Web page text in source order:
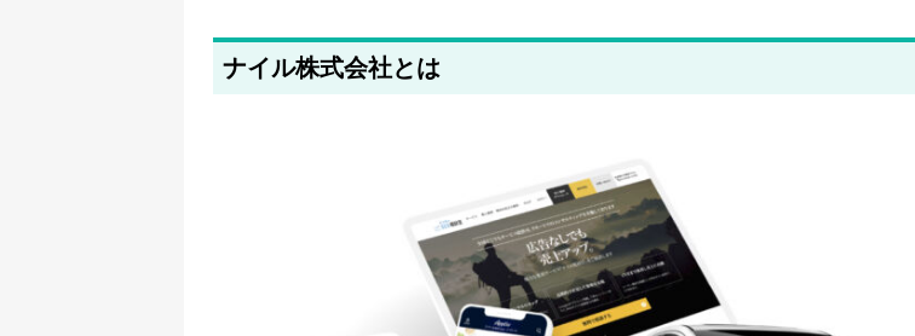
ナイル株式会社とは